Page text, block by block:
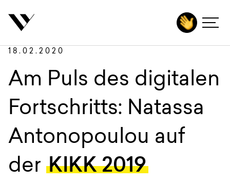
Leistungen
Technologien
Projekte
Karriere
Zurück
18.02.2020
Am Puls des digitalen
Fortschritts: Natassa
Antonopoulou auf
der KIKK 2019